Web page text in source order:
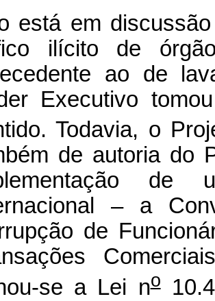
está em
ilícito de
ao de
Executivo
Todavia, o
de autoria do
de
– a
de
se a Lei no